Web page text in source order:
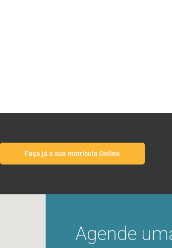
Faça já a sua matrícula Online
Agende